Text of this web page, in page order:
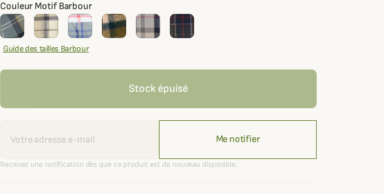
Couleur Motif Barbour
Guide des tailles Barbour
Stock épuisé
Me notifier
Recevez une notification dès que ce produit est de nouveau disponible.